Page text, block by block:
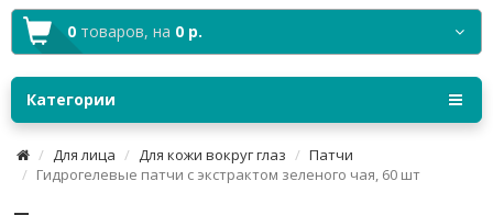
0 товаров, на 0 р.
Категории
Для лица Для кожи вокруг глаз
Патчи
Гидрогелевые патчи с экстрактом зеленого чая, 60 шт